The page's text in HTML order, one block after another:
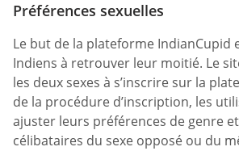
Préférences sexuelles
Le but de la plateforme IndianCupid
Indiens à retrouver leur moitié. Le
les deux sexes à s’inscrire sur la
de la procédure d’inscription, les
ajuster leurs préférences de genre
célibataires du sexe opposé ou du